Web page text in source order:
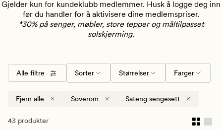
Gjelder kun for kundeklubb medlemmer. Husk å logge deg inn
før du handler for å aktivisere dine medlemspriser.
*30% på senger, møbler, store tepper og måltilpasset
solskjerming.
Alle filtre Sorter Størrelser Farger
Fjern alle Soverom Sateng sengesett
43 produkter